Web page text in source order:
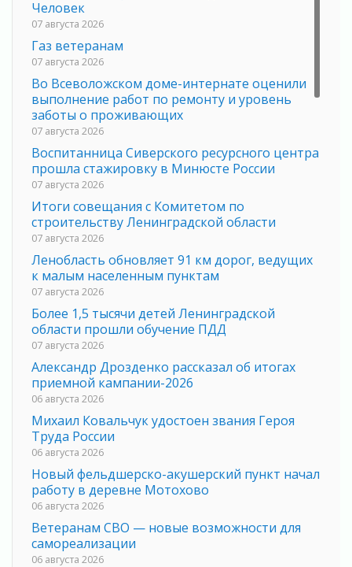
Человек
07 августа 2026
Газ ветеранам
07 августа 2026
Во Всеволожском доме-интернате оценили
выполнение работ по ремонту и уровень
заботы о проживающих
07 августа 2026
Воспитанница Сиверского ресурсного центра
прошла стажировку в Минюсте России
07 августа 2026
Итоги совещания с Комитетом по
строительству Ленинградской области
07 августа 2026
Ленобласть обновляет 91 км дорог, ведущих
к малым населенным пунктам
07 августа 2026
Более 1,5 тысячи детей Ленинградской
области прошли обучение ПДД
07 августа 2026
Александр Дрозденко рассказал об итогах
приемной кампании-2026
06 августа 2026
Михаил Ковальчук удостоен звания Героя
Труда России
06 августа 2026
Новый фельдшерско-акушерский пункт начал
работу в деревне Мотохово
06 августа 2026
Ветеранам СВО — новые возможности для
самореализации
06 августа 2026